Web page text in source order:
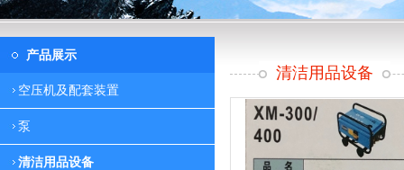
产品展示
空压机及配套装置
泵
清洁用品设备
清洁用品设备